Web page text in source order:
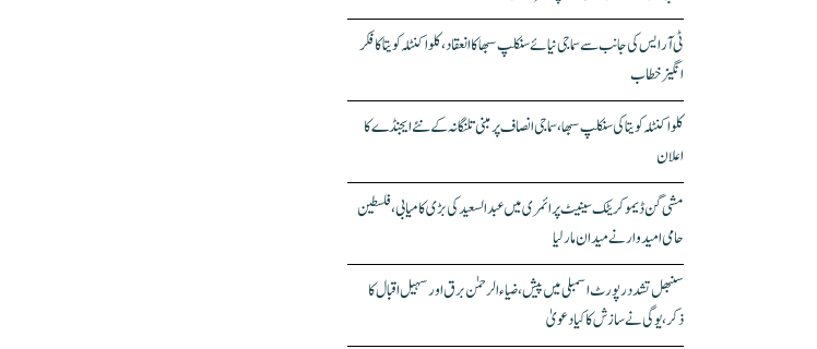
ٹی آر ایس کی جانب سے سماجی نیائے سنکلپ سبھا کا انعقاد، کلواکنٹلہ کویتا کا فکر
انگیز خطاب
کلواکنٹلہ کویتا کی سنکلپ سبھا، سماجی انصاف پر مبنی تلنگانہ کے نئے ایجنڈے کا
اعلان
مشی گن ڈیموکریٹک سینیٹ پرائمری میں عبدالسعید کی بڑی کامیابی، فلسطین
حامی امیدوار نے میدان مار لیا
سنبھل تشدد رپورٹ اسمبلی میں پیش، ضیاء الرحمٰن برق اور سہیل اقبال کا
ذکر، یوگی نے سازش کا کیا دعویٰ